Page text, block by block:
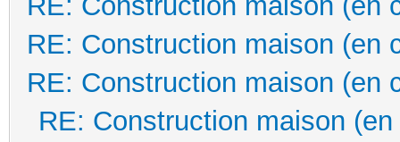
RE: Construction maison (en
RE: Construction maison (en
RE: Construction maison